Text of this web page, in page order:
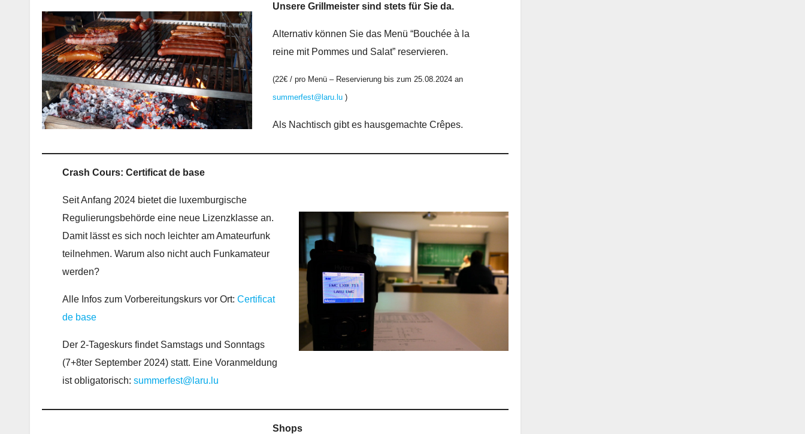
Unsere Grillmeister sind stets für Sie da.
Alternativ können Sie das Menü “Bouchée à la
reine mit Pommes und Salat” reservieren.
(22€ / pro Menü – Reservierung bis zum 25.08.2024 an
summerfest@laru.lu)
Als Nachtisch gibt es hausgemachte Crêpes.
Crash Cours: Certificat de base
Seit Anfang 2024 bietet die luxemburgische
Regulierungsbehörde eine neue Lizenzklasse an.
Damit lässt es sich noch leichter am Amateurfunk
teilnehmen. Warum also nicht auch Funkamateur
werden?
Alle Infos zum Vorbereitungskurs vor Ort:Certificat
de base
Der 2-Tageskurs findet Samstags und Sonntags
(7+8ter September 2024) statt. Eine Voranmeldung
ist obligatorisch:summerfest@laru.lu
Shops